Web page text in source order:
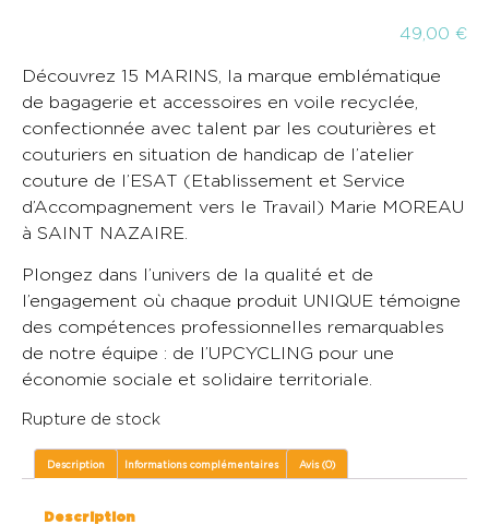
49,00 €
Découvrez 15 MARINS, la marque emblématique
de bagagerie et accessoires en voile recyclée,
confectionnée avec talent par les couturières et
couturiers en situation de handicap de l’atelier
couture de l’ESAT (Etablissement et Service
d’Accompagnement vers le Travail) Marie MOREAU
à SAINT NAZAIRE.
Plongez dans l’univers de la qualité et de
l’engagement où chaque produit UNIQUE témoigne
des compétences professionnelles remarquables
de notre équipe : de l’UPCYCLING pour une
économie sociale et solidaire territoriale.
Rupture de stock
Description Informations complémentaires Avis (0)
Description